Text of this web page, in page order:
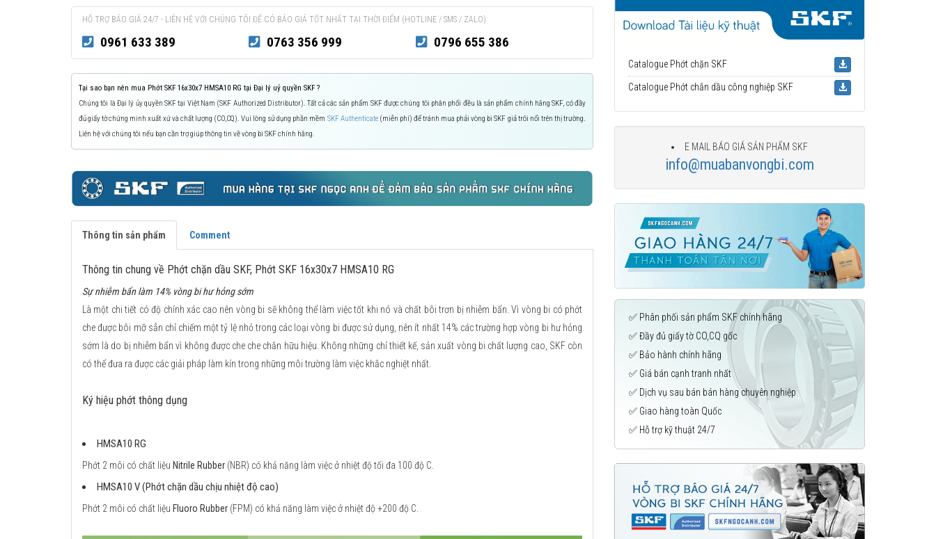
HỖ TRỢ BÁO GIÁ 24/7 - LIÊN HỆ VỚI CHÚNG TÔI ĐỂ CÓ BÁO GIÁ TỐT NHẤT TẠI THỜI ĐIỂM (HOTLINE / SMS / ZALO)
0961 633 389 0763 356 999 0796 655 386
Tại sao bạn nên mua Phớt SKF 16x30x7 HMSA10 RG tại Đại lý uỷ quyền SKF ?
Chúng tôi là Đại lý ủy quyền SKF tại Việt Nam (SKF Authorized Distributor). Tất cả các sản phẩm SKF được chúng tôi phân phối đều là sản phẩm chính hãng SKF, có đầy
đủ giấy tờ chứng minh xuất xứ và chất lượng (CO,CQ). Vui lòng sử dụng phần mềm SKF Authenticate(miễn phí) để tránh mua phải vòng bi SKF giả trôi nổi trên thị trường.
Liên hệ với chúng tôi nếu bạn cần trợ giúp thông tin về vòng bi SKF chính hãng.
Thông tin sản phẩm Comment
Thông tin chung về Phớt chặn dầu SKF, Phớt SKF 16x30x7 HMSA10 RG
Sự nhiễm bẩn làm 14% vòng bi hư hỏng sớm
Là một chi tiết có độ chính xác cao nên vòng bi sẽ không thể làm việc tốt khi nó và chất bôi trơn bị nhiễm bẩn. Vì vòng bi có phớt
che được bôi mỡ sẵn chỉ chiếm một tỷ lệ nhỏ trong các loại vòng bi được sử dụng, nên ít nhất 14% các trường hợp vòng bi hư hỏng
sớm là do bị nhiễm bẩn vì không được che che chắn hữu hiệu. Không những chỉ thiết kế, sản xuất vòng bi chất lượng cao, SKF còn
có thể đưa ra được các giải pháp làm kín trong những môi trường làm việc khắc nghiệt nhất.
Ký hiệu phớt thông dụng
HMSA10 RG
Phớt 2 môi có chất liệu Nitrile Rubber (NBR) có khả năng làm việc ở nhiệt độ tối đa 100 độ C.
HMSA10 V (Phớt chặn dầu chịu nhiệt độ cao)
Phớt 2 môi có chất liệu Fluoro Rubber (FPM) có khả năng làm việc ở nhiệt độ +200 độ C.
Catalogue Phớt chặn SKF
Catalogue Phớt chắn dầu công nghiệp SKF
E MAIL BÁO GIÁ SẢN PHẨM SKF
info@muabanvongbi.com
✅ Phân phối sản phẩm SKF chính hãng
✅ Đầy đủ giấy tờ CO,CQ gốc
✅ Bảo hành chính hãng
✅ Giá bán cạnh tranh nhất
✅ Dịch vụ sau bán bán hàng chuyên nghiệp
✅ Giao hàng toàn Quốc
✅ Hỗ trợ kỹ thuật 24/7